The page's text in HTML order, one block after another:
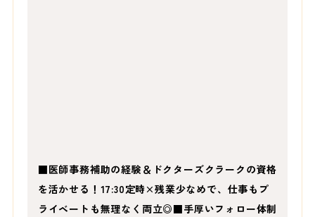
■医師事務補助の経験＆ドクターズクラークの資格
を活かせる！17:30定時×残業少なめで、仕事もプ
ライベートも無理なく両立◎■手厚いフォロー体制